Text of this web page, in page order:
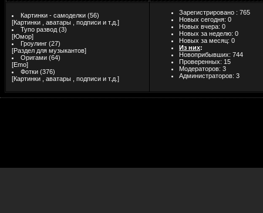
Картинки - самоделки (56)
[Картинки , аватары , подписи и т.д. ]
Тупо развод (3)
[Юмор]
Гроулинг (27)
[Раздел для музыкантов]
Оригами (64)
[Emo]
Фотки (376)
[Картинки , аватары , подписи и т.д. ]
Зарегистрировано : 765
Новых сегодня: 0
Новых вчера: 0
Новых за неделю: 0
Новых за месяц: 0
Из них:
Новоприбывших: 744
Проверенных: 15
Модераторов: 3
Администраторов: 3